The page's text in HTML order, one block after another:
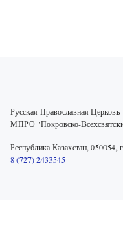
Русская Православная Церковь
МПРО "Покровско-
Республика Казахстан,
8 (727) 2433545